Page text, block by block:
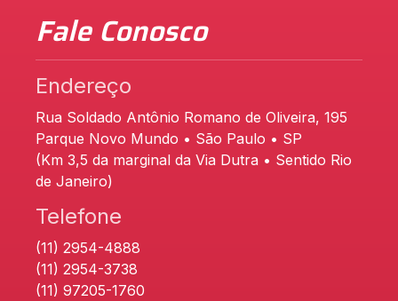
Fale Conosco
Endereço
Rua Soldado Antônio Romano de Oliveira, 195
Parque Novo Mundo • São Paulo • SP
(Km 3,5 da marginal da Via Dutra • Sentido Rio
de Janeiro)
Telefone
(11) 2954-4888
(11) 2954-3738
(11) 97205-1760